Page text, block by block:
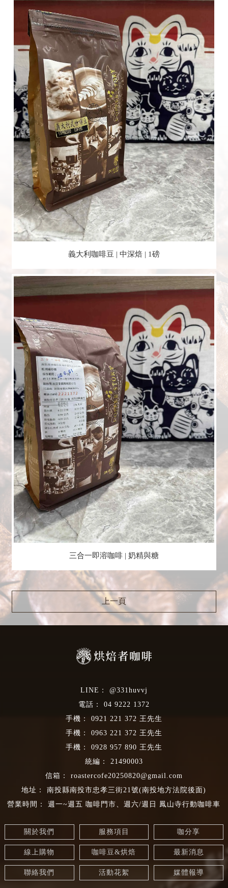
義大利咖啡豆 | 中深焙 | 1磅
三合一即溶咖啡 | 奶精與糖
上一頁
@331huvvj
04 9222 1372
0921 221 372
0963 221 372
0928 957 890
21490003
roastercofe20250820@gmail.com
南投縣南投市忠孝三街21號(南投地方法院後面)
週一~週五 咖啡門市、週六/週日 鳳山寺行動咖啡車
關於我們 服務項目 咖分享
線上購物 咖啡豆&烘焙 最新消息
聯絡我們 活動花絮 媒體報導